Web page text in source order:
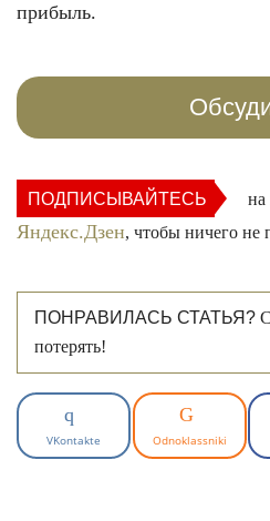
прибыль.
ПОДПИСЫВАЙТЕСЬ на
Яндекс.Дзен, чтобы ничего не
ПОНРАВИЛАСЬ СТАТЬЯ?
потерять!
VKontakte Odnoklassniki